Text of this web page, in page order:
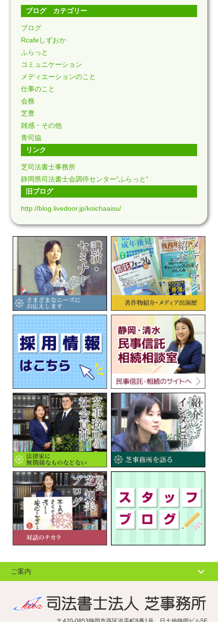
ブログ カテゴリー
ブログ
Rcafeしずおか
ふらっと
コミュニケーション
メディエーションのこと
仕事のこと
会務
芝豊
雑感・その他
青司協
リンク
芝司法書士事務所
静岡県司法書士会調停センター”ふらっと”
旧ブログ
http://blog.livedoor.jp/koichaaisu/
ご案内
サイトマップ